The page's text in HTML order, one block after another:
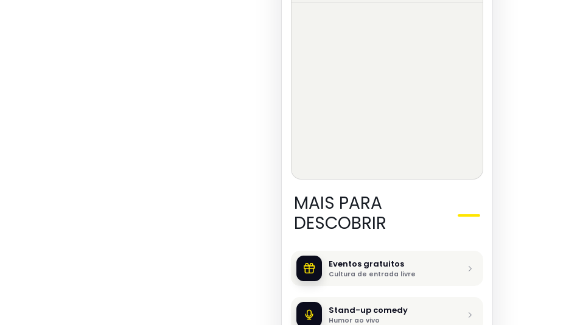
MAIS PARA
DESCOBRIR
Eventos gratuitos
Cultura de entrada livre
Stand-up comedy
Humor ao vivo